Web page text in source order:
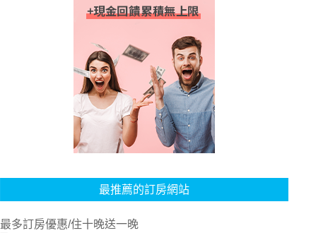
最推薦的訂房網站
最多訂房優惠/住十晚送一晚